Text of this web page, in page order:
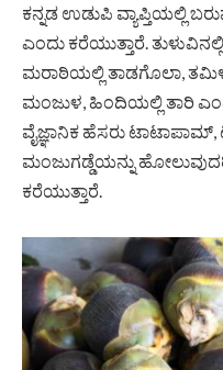
ಕನ್ನಡ ಉಡುಪಿ ವ್ಯಾಪ್ತಿಯಲ್ಲಿ
ಎಂದು ಕರೆಯುತ್ತಾರೆ.
ಮರಾಠಿಯಲ್ಲಿ ತಾಡಗೊಲಾ,
ಮಂಜುಳ, ಹಿಂದಿಯಲ್ಲಿ ತಾರಿ
ವೈಜ್ಞಾನಿಕ ಹೆಸರು ಟಾಟಾಪಾಮ್,
ಮಂಜುಗಡ್ಡೆಯನ್ನು
ಕರೆಯುತ್ತಾರೆ.